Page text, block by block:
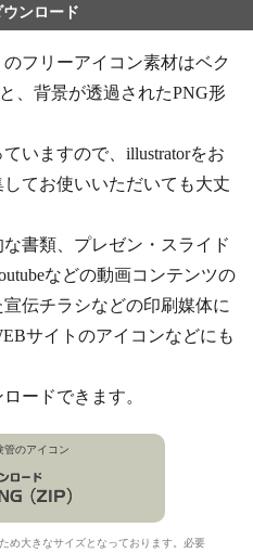
ウンロード
フリーアイコン素材はベク
、背景が透過されたPNG形
いますので、illustratorをお
てお使いいただいても大丈
書類、プレゼン・スライド
などの動画コンテンツの
伝チラシなどの印刷媒体に
サイトのアイコンなどにも
ードできます。
管のアイコン
め大きなサイズとなっております。必要